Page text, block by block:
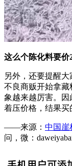
这么个陈化料要价
另外，还要提醒
不良商贩开始拿
象越来越厉害。
着压价格，结果买
——来源： 中国崖
问，微：